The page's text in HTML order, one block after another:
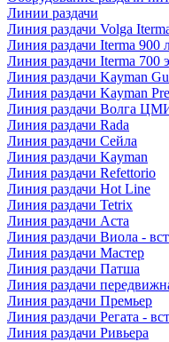
Линии раздачи
Линия раздачи Volga
Линия раздачи Iterma 900
Линия раздачи Iterma 700
Линия раздачи Kayman
Линия раздачи Kayman
Линия раздачи Волга
Линия раздачи Rada
Линия раздачи Сейла
Линия раздачи Kayman
Линия раздачи Refettorio
Линия раздачи Hot Line
Линия раздачи Tetrix
Линия раздачи Аста
Линия раздачи Виола -
Линия раздачи Мастер
Линия раздачи Патша
Линия раздачи
Линия раздачи Премьер
Линия раздачи Регата -
Линия раздачи Ривьера